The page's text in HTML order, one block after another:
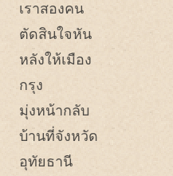
เราสองคน
ตัดสินใจหัน
หลังให้เมือง
กรุง
มุ่งหน้ากลับ
บ้านที่จังหวัด
อุทัยธานี